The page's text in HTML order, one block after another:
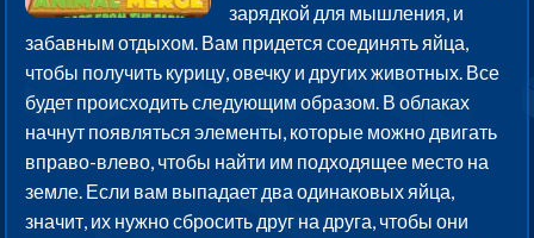
зарядкой для мышления, и
забавным отдыхом. Вам придется соединять яйца,
чтобы получить курицу, овечку и других животных. Все
будет происходить следующим образом. В облаках
начнут появляться элементы, которые можно двигать
вправо-влево, чтобы найти им подходящее место на
земле. Если вам выпадает два одинаковых яйца,
значит, их нужно сбросить друг на друга, чтобы они